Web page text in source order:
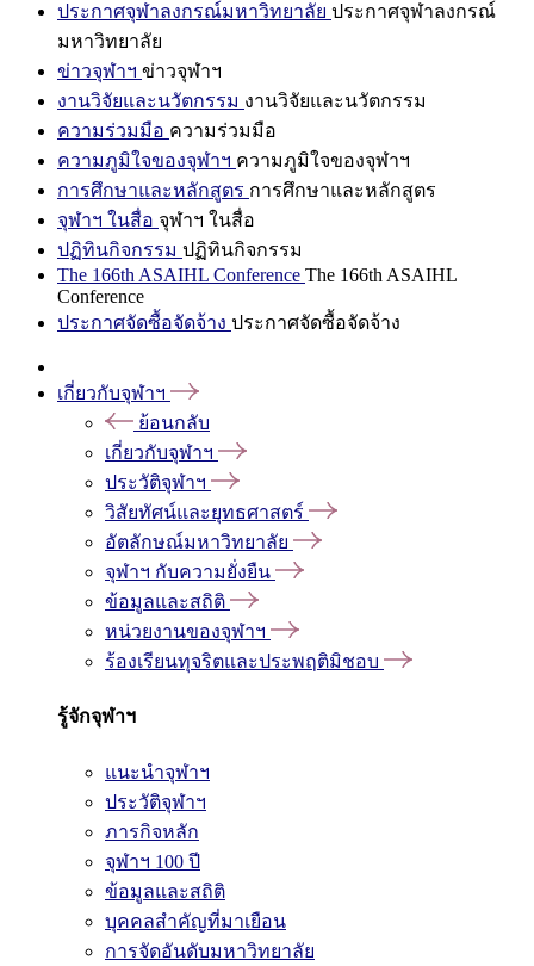
ประกาศจุฬาลงกรณ์มหาวิทยาลัย ประกาศจุฬาลงกรณ์
มหาวิทยาลัย
ข่าวจุฬาฯ ข่าวจุฬาฯ
งานวิจัยและนวัตกรรม งานวิจัยและนวัตกรรม
ความร่วมมือ ความร่วมมือ
ความภูมิใจของจุฬาฯ ความภูมิใจของจุฬาฯ
การศึกษาและหลักสูตร การศึกษาและหลักสูตร
จุฬาฯ ในสื่อ จุฬาฯ ในสื่อ
ปฏิทินกิจกรรม ปฏิทินกิจกรรม
The 166th ASAIHL Conference The 166th ASAIHL
Conference
ประกาศจัดซื้อจัดจ้าง ประกาศจัดซื้อจัดจ้าง
เกี่ยวกับจุฬาฯ
ย้อนกลับ
เกี่ยวกับจุฬาฯ
ประวัติจุฬาฯ
วิสัยทัศน์และยุทธศาสตร์
อัตลักษณ์มหาวิทยาลัย
จุฬาฯ กับความยั่งยืน
ข้อมูลและสถิติ
หน่วยงานของจุฬาฯ
ร้องเรียนทุจริตและประพฤติมิชอบ
รู้จักจุฬาฯ
แนะนำจุฬาฯ
ประวัติจุฬาฯ
ภารกิจหลัก
จุฬาฯ 100 ปี
ข้อมูลและสถิติ
บุคคลสำคัญที่มาเยือน
การจัดอันดับมหาวิทยาลัย